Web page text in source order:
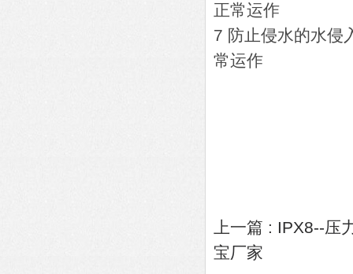
正常运作
7 防止侵水的水侵
常运作
上一篇 : IPX8--压
宝厂家